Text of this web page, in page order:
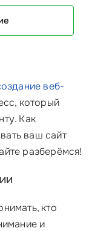
веб-
который
Как
ваш сайт
разберёмся!
кто
и